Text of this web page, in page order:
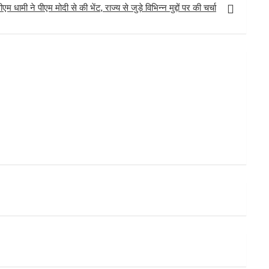
धामी ने पीएम मोदी से की भेंट, राज्य से जुड़े विभिन्न मुद्दों पर की चर्चा